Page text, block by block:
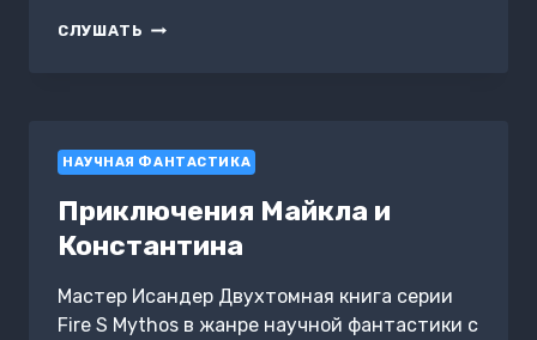
СЛУШАТЬ ХРОНИКИ
НАУЧНАЯ ФАНТАСТИКА
Приключения Майкла и
Константина
Мастер Исандер Двухтомная книга серии
Fire S Mythos в жанре научной фантастики с